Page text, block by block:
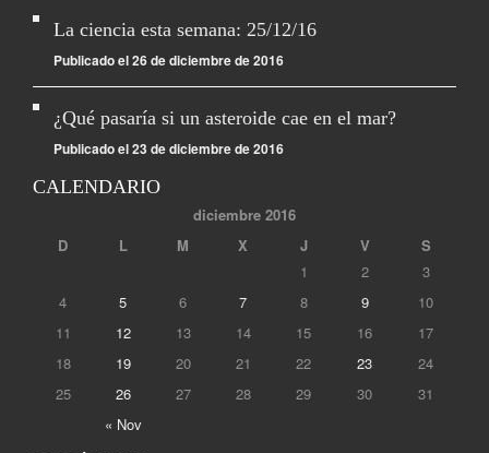
La ciencia esta semana: 25/12/16
Publicado el 26 de diciembre de 2016
¿Qué pasaría si un asteroide cae en el mar?
Publicado el 23 de diciembre de 2016
CALENDARIO
diciembre 2016
D
L M X J V S
« Nov
1 2
3
4
5 6 7 8 9
10
11
12 13 14 15 16
17
18
19 20 21 22 23
24
25
26 27 28 29 30 31